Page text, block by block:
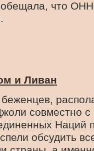
что ОНН
и Ливан
совместно с
Наций
обсудить